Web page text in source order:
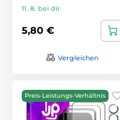
11. 8. bei dir
5,80 €
Vergleichen
Preis-Leistungs-Verhältnis